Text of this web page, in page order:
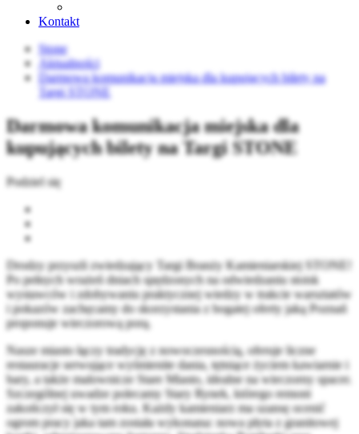
Kontakt
Stone
Aktualności
Darmowa komunikacja miejska dla kupujących bilety na
Targi STONE
Darmowa komunikacja miejska dla
kupujących bilety na Targi STONE
Podziel się
Drodzy przyszli zwiedzający Targi Branży Kamieniarskiej STONE!
Po pełnych wrażeń dniach spędzonych na odwiedzaniu stoisk
wystawców i zdobywaniu praktycznej wiedzy w trakcie warsztatów
i pokazów zachęcamy do skorzystania z bogatej oferty jaką Poznań
proponuje wieczorową porą.
Nasze miasto łączy tradycję z nowoczesnością, oferuje liczne
restauracje serwujące wyśmienite dania, tętniące życiem kawiarnie i
bary, a także malownicze Stare Miasto, idealne na wieczorny spacer.
Szczególnej uwadze polecamy Stary Rynek, którego remont
zakończył się w tym roku. Każdy kamieniarz ma szansę ocenić
ogrom pracy jaka tam została wykonana: nowa płyta z granitowej